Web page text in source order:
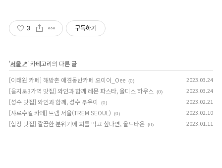
3 구독하기
'서울📍' 카테고리의 다른 글
[이태원 카페] 해방촌 애견동반카페 오이이_Oee (0) 2023.03.24
[을지로3가역 맛집] 와인과 함께 레몬 파스타, 올디스 하우스 (0) 2023.03.24
[성수 맛집] 와인과 함께, 성수 부우이 (0) 2023.02.21
[샤로수길 카페] 트램 서울(TREM SEOUL) (0) 2023.02.10
[합정 맛집] 깔끔한 분위기에 회를 먹고 싶다면, 올드타운 (0) 2023.01.11